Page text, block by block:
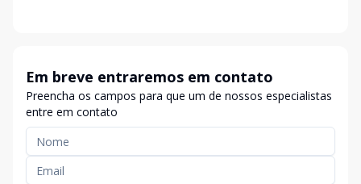
Em breve entraremos em contato
Preencha os campos para que um de nossos especialistas
entre em contato